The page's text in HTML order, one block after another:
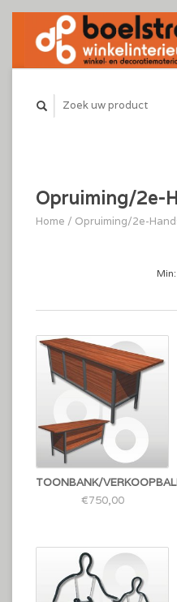
Opruiming/2e-
Home / Opruiming/2e-
TOONBANK/
€750,00